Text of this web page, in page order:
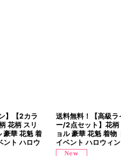
】【2カラ
花柄 スリ
豪華 花魁 着
ント ハロウ
送料無料！【高級
ー/2点セット】花柄
ョル 豪華 花魁 着物
イベント ハロウィン